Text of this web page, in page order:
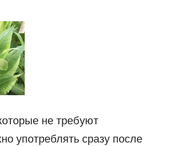
не требуют
употреблять сразу после